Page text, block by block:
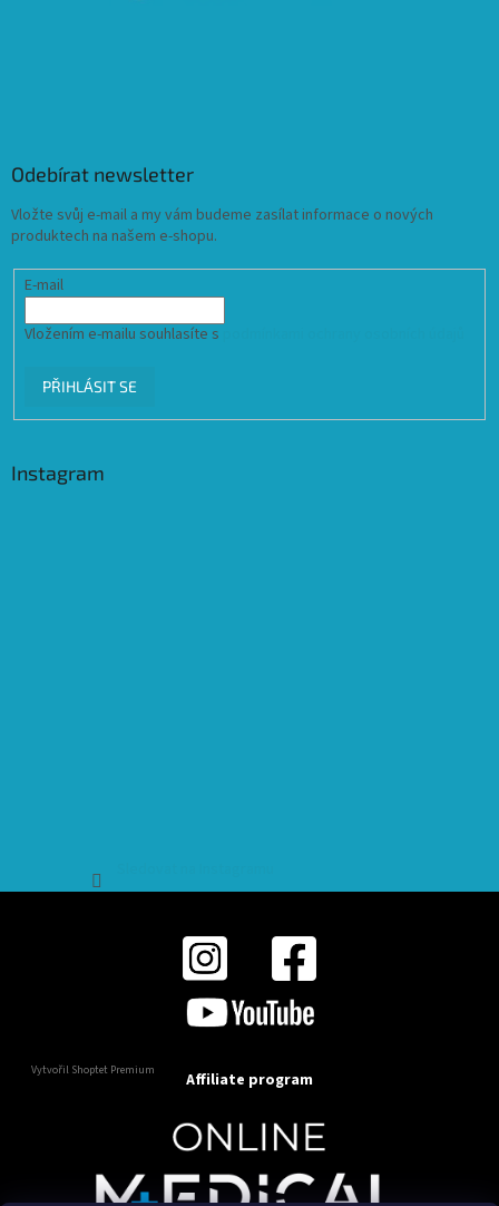
Odebírat newsletter
Vložte svůj e-mail a my vám budeme zasílat informace o nových
produktech na našem e-shopu.
E-mail
Vložením e-mailu souhlasíte s
PŘIHLÁSIT SE
Instagram
Vytvořil Shoptet Premium Affiliate program